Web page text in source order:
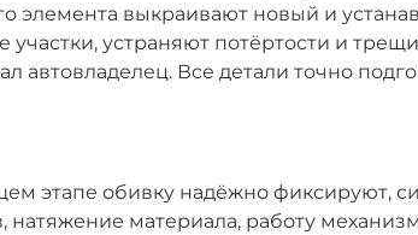
элемента выкраивают новый и
участки, устраняют потёртости и
автовладелец. Все детали точно
этапе обивку надёжно фиксируют,
натяжение материала, работу